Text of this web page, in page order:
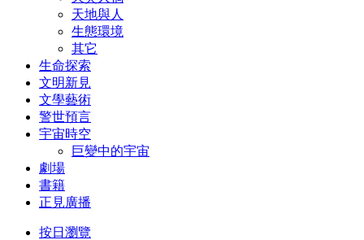
天地與人
生態環境
其它
生命探索
文明新見
文學藝術
警世預言
宇宙時空
巨變中的宇宙
劇場
書籍
正見廣播
按日瀏覽